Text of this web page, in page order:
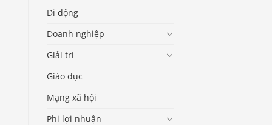
Di động
Doanh nghiệp
Giải trí
Giáo dục
Mạng xã hội
Phi lợi nhuận